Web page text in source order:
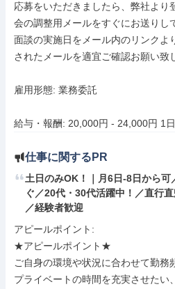
応募をいただきましたら、弊社より
会の調整用メールをすぐにお送りし
面談の実施日をメール内のリンクよ
されたメールを適宜ご確認お願い致
雇用形態: 業務委託
給与・報酬: 20,000円 - 24,000円 1
仕事に関するPR
土日のみOK！｜月6日-8日から可
ぐ／20代・30代活躍中！／直行
／経験者歓迎
アピールポイント:
★アピールポイント★
ご自身の環境や状況に合わせて勤務
プライベートの時間を充実させた